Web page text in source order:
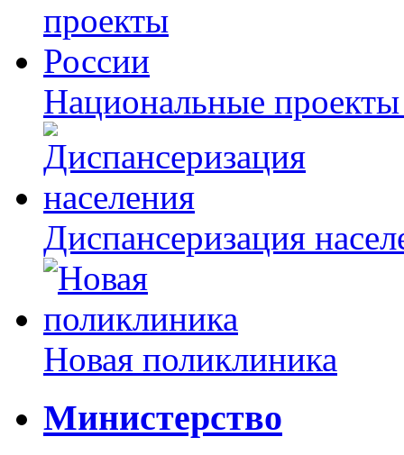
Национальные
Диспансеризация
Новая поликлиника
Министерство